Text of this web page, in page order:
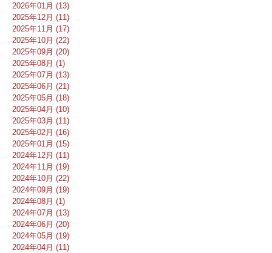
2026年01月 (13)
2025年12月 (11)
2025年11月 (17)
2025年10月 (22)
2025年09月 (20)
2025年08月 (1)
2025年07月 (13)
2025年06月 (21)
2025年05月 (18)
2025年04月 (10)
2025年03月 (11)
2025年02月 (16)
2025年01月 (15)
2024年12月 (11)
2024年11月 (19)
2024年10月 (22)
2024年09月 (19)
2024年08月 (1)
2024年07月 (13)
2024年06月 (20)
2024年05月 (19)
2024年04月 (11)